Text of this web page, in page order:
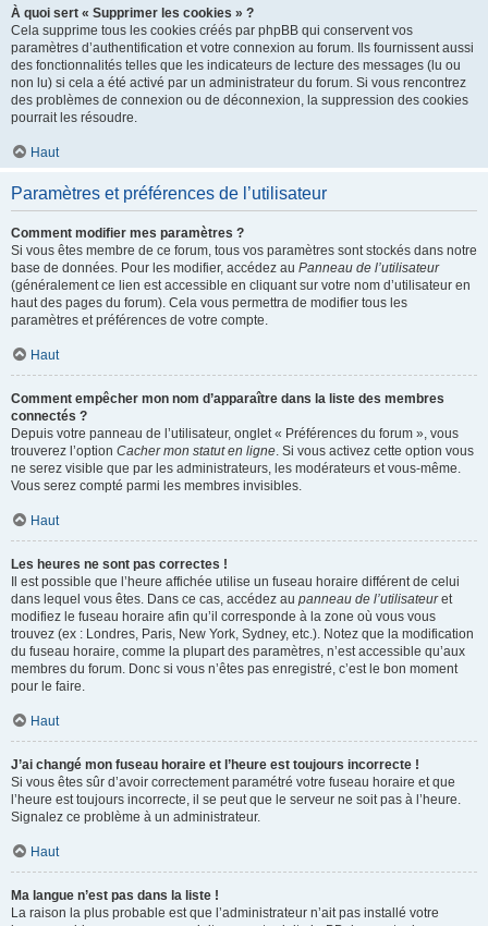
À quoi sert « Supprimer les cookies » ?
Cela supprime tous les cookies créés par phpBB qui conservent vos
paramètres d’authentification et votre connexion au forum. Ils fournissent aussi
des fonctionnalités telles que les indicateurs de lecture des messages (lu ou
non lu) si cela a été activé par un administrateur du forum. Si vous rencontrez
des problèmes de connexion ou de déconnexion, la suppression des cookies
pourrait les résoudre.
Haut
Paramètres et préférences de l’utilisateur
Comment modifier mes paramètres ?
Si vous êtes membre de ce forum, tous vos paramètres sont stockés dans notre
base de données. Pour les modifier, accédez au Panneau de l’utilisateur
(généralement ce lien est accessible en cliquant sur votre nom d’utilisateur en
haut des pages du forum). Cela vous permettra de modifier tous les
paramètres et préférences de votre compte.
Haut
Comment empêcher mon nom d’apparaître dans la liste des membres
connectés ?
Depuis votre panneau de l’utilisateur, onglet « Préférences du forum », vous
trouverez l’option Cacher mon statut en ligne. Si vous activez cette option vous
ne serez visible que par les administrateurs, les modérateurs et vous-même.
Vous serez compté parmi les membres invisibles.
Haut
Les heures ne sont pas correctes !
Il est possible que l’heure affichée utilise un fuseau horaire différent de celui
dans lequel vous êtes. Dans ce cas, accédez au panneau de l’utilisateuret
modifiez le fuseau horaire afin qu’il corresponde à la zone où vous vous
trouvez (ex : Londres, Paris, New York, Sydney, etc.). Notez que la modification
du fuseau horaire, comme la plupart des paramètres, n’est accessible qu’aux
membres du forum. Donc si vous n’êtes pas enregistré, c’est le bon moment
pour le faire.
Haut
J’ai changé mon fuseau horaire et l’heure est toujours incorrecte !
Si vous êtes sûr d’avoir correctement paramétré votre fuseau horaire et que
l’heure est toujours incorrecte, il se peut que le serveur ne soit pas à l’heure.
Signalez ce problème à un administrateur.
Haut
Ma langue n’est pas dans la liste !
La raison la plus probable est que l’administrateur n’ait pas installé votre